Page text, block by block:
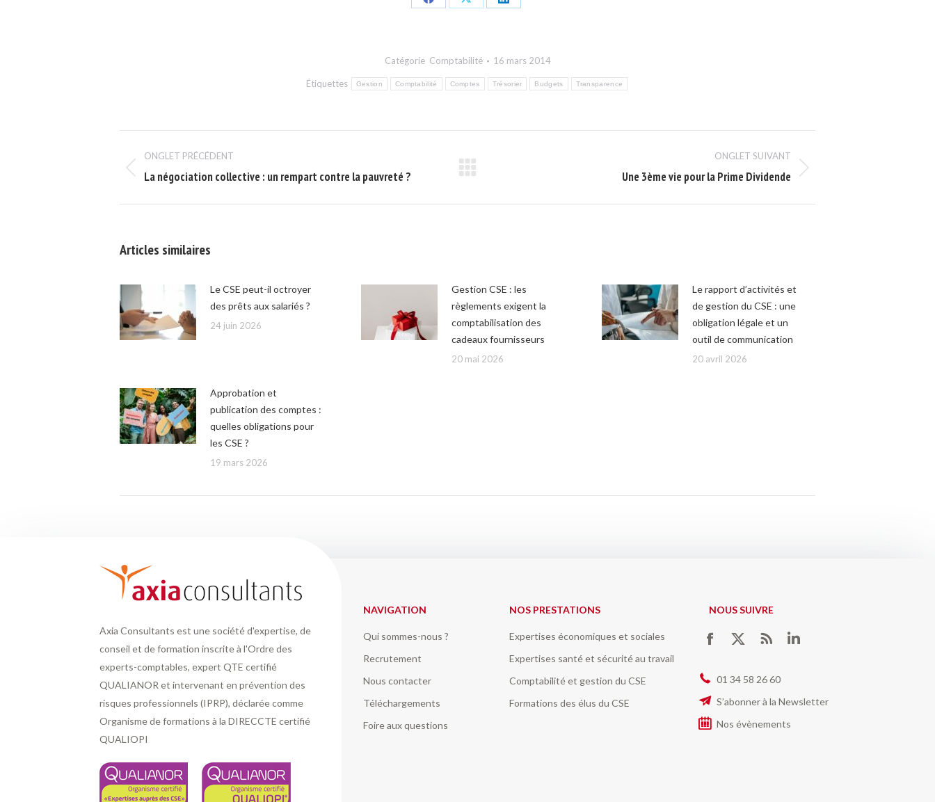
Share
Share
Share
Catégorie Comptabilité 16 mars 2014
Étiquettes Gestion Comptabilité Comptes Trésorier Budgets Transparence
Navigation
de
commentaire
ONGLET PRÉCÉDENT
Onglet
La négociation collective : un rempart contre la pauvreté ?
ONGLET SUIVANT
Une 3ème vie pour la Prime Dividende
Articles similaires
Le CSE peut-il octroyer
des prêts aux salariés ?
24 juin 2026
Gestion CSE : les
règlements exigent la
comptabilisation des
cadeaux fournisseurs
20 mai 2026
Le rapport d’activités et
de gestion du CSE : une
obligation légale et un
outil de communication
20 avril 2026
Approbation et
publication des comptes :
quelles obligations pour
les CSE ?
19 mars 2026
Axia Consultants est une société d'expertise, de
conseil et de formation inscrite à l'Ordre des
experts-comptables, expert QTE certifié
QUALIANOR et intervenant en prévention des
risques professionnels (IPRP), déclarée comme
Organisme de formations à la DIRECCTE certifié
QUALIOPI
NAVIGATION
Qui sommes-nous ?
Recrutement
Nous contacter
Téléchargements
Foire aux questions
NOS PRESTATIONS
Expertises économiques et sociales
Expertises santé et sécurité au travail
Comptabilité et gestion du CSE
Formations des élus du CSE
NOUS SUIVRE
Trouvez nous sur :
FacebookTwitterRSS LinkedIn
01 34 58 26 60
S’abonner à la Newsletter
Nos évènements